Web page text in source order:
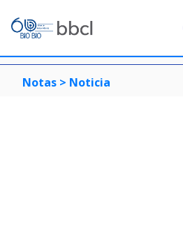
Notas > Noticia